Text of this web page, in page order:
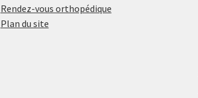
Rendez-vous orthopédique
Plan du site